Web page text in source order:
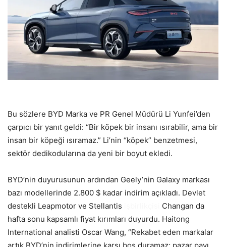
Bu sözlere BYD Marka ve PR Genel Müdürü Li Yunfei’den
çarpıcı bir yanıt geldi: “Bir köpek bir insanı ısırabilir, ama bir
insan bir köpeği ısıramaz.” Li’nin “köpek” benzetmesi,
sektör dedikodularına da yeni bir boyut ekledi.
BYD’nin duyurusunun ardından Geely’nin Galaxy markası
bazı modellerinde 2.800 $ kadar indirim açıkladı. Devlet
destekli Leapmotor ve Stellantis
Changan da
hafta sonu kapsamlı fiyat kırımları duyurdu. Haitong
International analisti Oscar Wang, “Rekabet eden markalar